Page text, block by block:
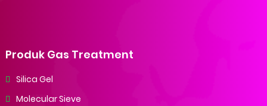
Produk Gas Treatment
Silica Gel
Molecular Sieve